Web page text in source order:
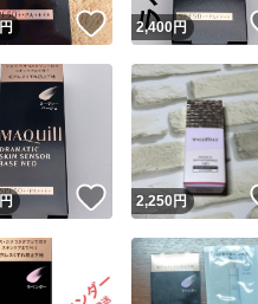
円 いいね！
2,400円
円 いいね！
2,250円